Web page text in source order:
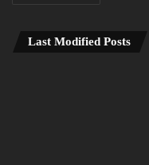
Last Modified Posts